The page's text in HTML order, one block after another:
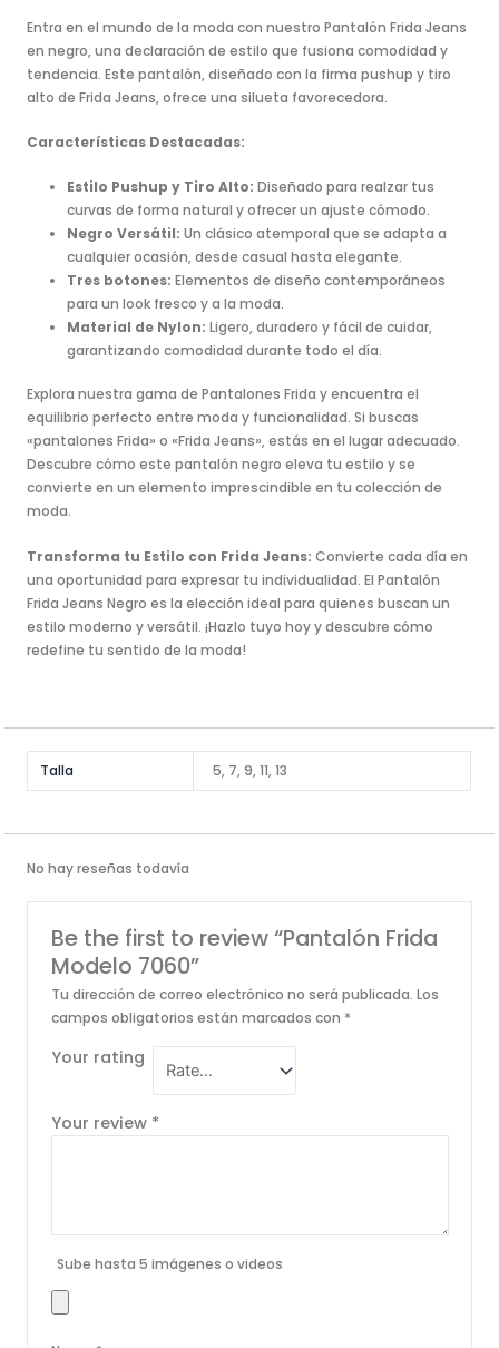
Entra en el mundo de la moda con nuestro Pantalón Frida Jeans
en negro, una declaración de estilo que fusiona comodidad y
tendencia. Este pantalón, diseñado con la firma pushup y tiro
alto de Frida Jeans, ofrece una silueta favorecedora.
Características Destacadas:
Estilo Pushup y Tiro Alto: Diseñado para realzar tus
curvas de forma natural y ofrecer un ajuste cómodo.
Negro Versátil: Un clásico atemporal que se adapta a
cualquier ocasión, desde casual hasta elegante.
Tres botones: Elementos de diseño contemporáneos
para un look fresco y a la moda.
Material de Nylon: Ligero, duradero y fácil de cuidar,
garantizando comodidad durante todo el día.
Explora nuestra gama de Pantalones Frida y encuentra el
equilibrio perfecto entre moda y funcionalidad. Si buscas
«pantalones Frida» o «Frida Jeans», estás en el lugar adecuado.
Descubre cómo este pantalón negro eleva tu estilo y se
convierte en un elemento imprescindible en tu colección de
moda.
Transforma tu Estilo con Frida Jeans: Convierte cada día en
una oportunidad para expresar tu individualidad. El Pantalón
Frida Jeans Negro es la elección ideal para quienes buscan un
estilo moderno y versátil. ¡Hazlo tuyo hoy y descubre cómo
redefine tu sentido de la moda!
Talla 5, 7, 9, 11, 13
No hay reseñas todavía
Be the first to review “Pantalón Frida
Modelo 7060”
Tu dirección de correo electrónico no será publicada. Los
campos obligatorios están marcados con *
Your rating
Your review *
Sube hasta 5 imágenes o videos